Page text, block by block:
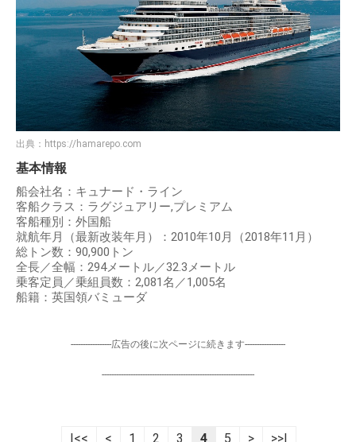
出典： https://hamarepo.com
基本情報
船会社名：キュナード・ライン
客船クラス：ラグジュアリー,プレミアム
客船種別：外国船
就航年月（最新改装年月）：2010年10月（2018年11月）
総トン数：90,900トン
全長／全幅：294メートル／32.3メートル
乗客定員／乗組員数：2,081名／1,005名
船籍：英国領バミューダ
-----------------広告の後に次ページに続きます-----------------
----------------------------------------------------------------
|<< < 1 2 3 4 5 > >>|